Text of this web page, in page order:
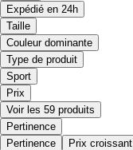
Expédié en 24h
Taille
Couleur dominante
Type de produit
Sport
Prix
Voir les 59 produits
Pertinence
Pertinence
Prix croissant